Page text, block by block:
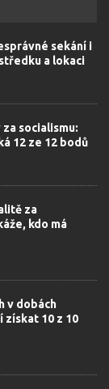
sekání i
a lokaci
socialismu:
12 ze 12 bodů
za
kdo má
v dobách
získat 10 z 10